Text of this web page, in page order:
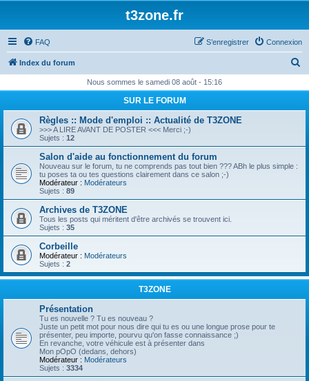
t3zone.fr
FAQ Connexion
S’enregistrer
Index du forum
h
r
Nous sommes le samedi 08 août - 15:16
SUR LE FORUM
Règles :: Mode d'emploi :: Actualité de T3ZONE
>>> A LIRE AVANT DE POSTER <<< Merci ;-)
Sujets : 12
Salon d'aide au fonctionnement du forum
Nouveau sur le forum, tu ne comprends pas tout bien ??? ABh le plus simple :
tu poses ta ou tes questions clairement dans ce salon ;-)
Modérateur : Modérateurs
Sujets : 89
Archives de T3ZONE
Tous les posts qui méritent d'être archivés se trouvent ici.
Sujets : 35
Corbeille
Modérateur : Modérateurs
Sujets : 2
T3ZONE
Présentation
Tu es nouvelle ? Tu es nouveau ?
Juste un petit mot pour nous dire qui tu es ou une longue prose pour te
présenter, peu importe, pourvu qu'on fasse connaissance ;)
En revanche, votre véhicule est à présenter dans
Mon pOpO (dedans, dehors)
Modérateur : Modérateurs
Sujets : 3334